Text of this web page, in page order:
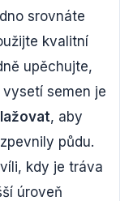
srovnáte
kvalitní
upěchujte,
semen je
, aby
půdu.
kdy je tráva
úroveň